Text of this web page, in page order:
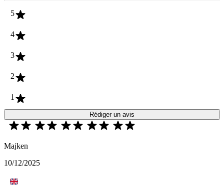
5
4
3
2
1
Rédiger un avis
Majken
10/12/2025